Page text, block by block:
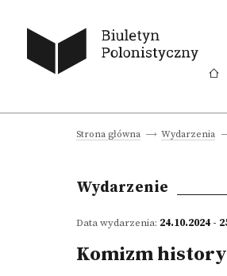
Strona główna Wydarzenia
Wydarzenie
Data wydarzenia: 24.10.2024 -
Komizm